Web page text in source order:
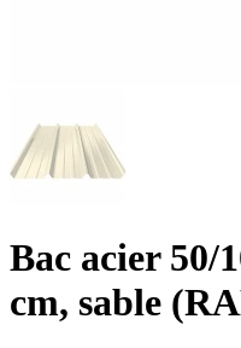
Bac acier 50/
cm, sable